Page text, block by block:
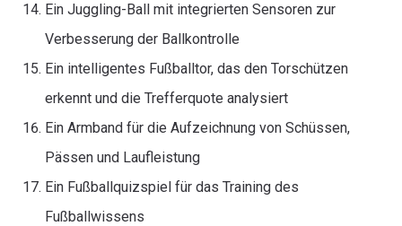
Ein Juggling-Ball mit integrierten Sensoren zur
Verbesserung der Ballkontrolle
Ein intelligentes Fußballtor, das den Torschützen
erkennt und die Trefferquote analysiert
Ein Armband für die Aufzeichnung von Schüssen,
Pässen und Laufleistung
Ein Fußballquizspiel für das Training des
Fußballwissens